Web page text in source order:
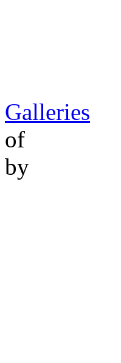
Galleries
of
by